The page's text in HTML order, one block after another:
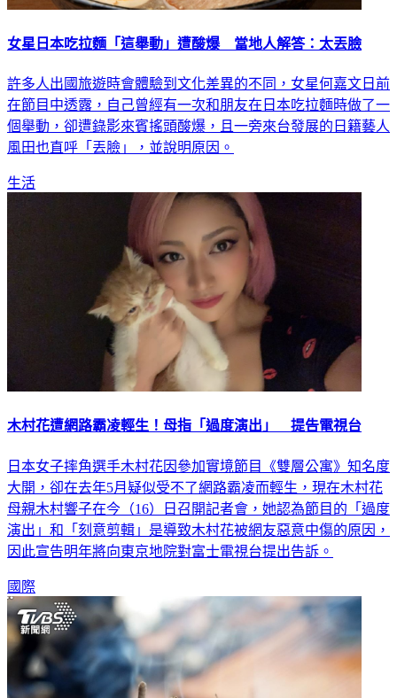
女星日本吃拉麵「這舉動」遭酸爆 當地人解答：太丟臉
許多人出國旅遊時會體驗到文化差異的不同，女星何嘉文日前
在節目中透露，自己曾經有一次和朋友在日本吃拉麵時做了一
個舉動，卻遭錄影來賓搖頭酸爆，且一旁來台發展的日籍藝人
風田也直呼「丟臉」，並說明原因。
生活
木村花遭網路霸凌輕生！母指「過度演出」 提告電視台
日本女子摔角選手木村花因參加實境節目《雙層公寓》知名度
大開，卻在去年5月疑似受不了網路霸凌而輕生，現在木村花
母親木村響子在今（16）日召開記者會，她認為節目的「過度
演出」和「刻意剪輯」是導致木村花被網友惡意中傷的原因，
因此宣告明年將向東京地院對富士電視台提出告訴。
國際